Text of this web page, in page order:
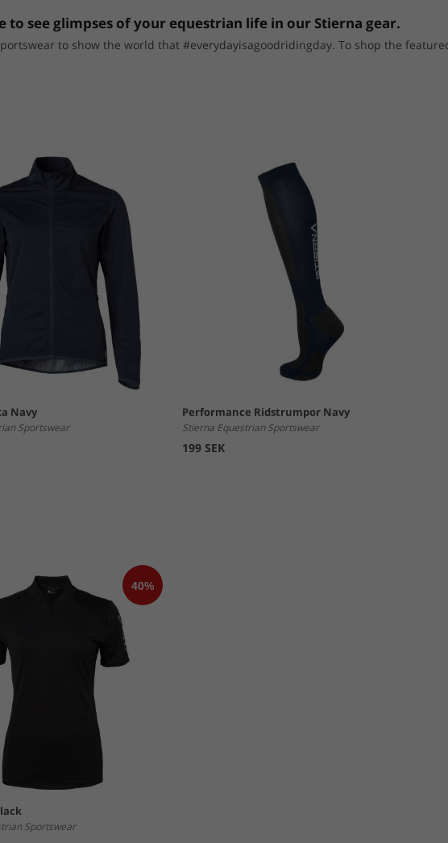
to see glimpses of your equestrian life in our Stierna gear.
to show the world that #everydayisagoodridingday. To shop the
Navy
Sportswear
Performance Ridstrumpor Navy
Stierna Equestrian Sportswear
199 SEK
Sportswear